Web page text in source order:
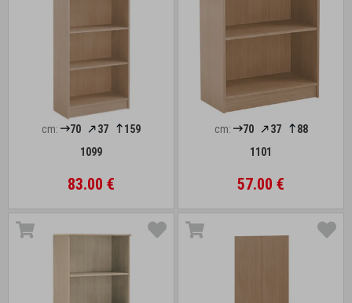
cm: 70 37
159
1099
83.00 €
cm: 70 37
88
1101
57.00 €